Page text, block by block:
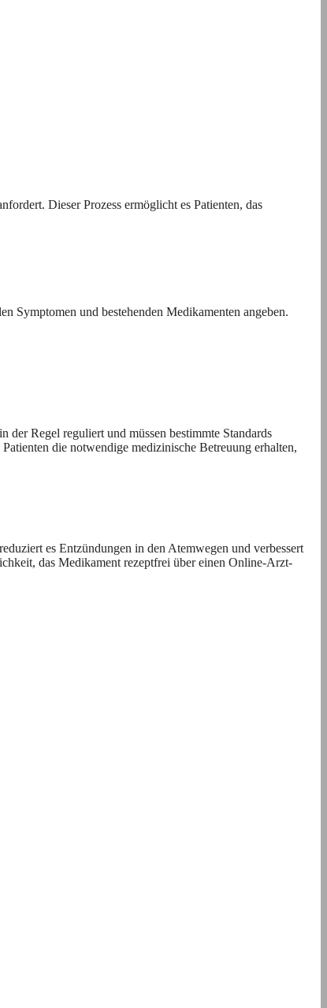
Dieser Prozess ermöglicht es Patienten, das
Symptomen und bestehenden Medikamenten angeben.
Regel reguliert und müssen bestimmte Standards
die notwendige medizinische Betreuung erhalten,
es Entzündungen in den Atemwegen und verbessert
das Medikament rezeptfrei über einen Online-Arzt-